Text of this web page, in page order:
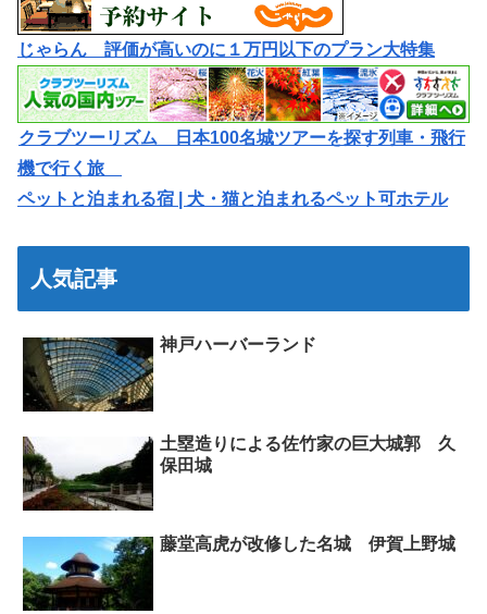
じゃらん 評価が高いのに１万円以下のプラン大特集
クラブツーリズム 日本100名城ツアーを探す列車・飛行
機で行く旅
ペットと泊まれる宿 | 犬・猫と泊まれるペット可ホテル
人気記事
神戸ハーバーランド
土塁造りによる佐竹家の巨大城郭 久
保田城
藤堂高虎が改修した名城 伊賀上野城